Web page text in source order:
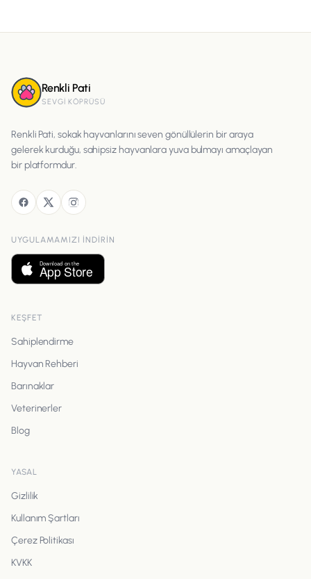
Renkli Pati
SEVGI KÖPRÜSÜ
Renkli Pati, sokak hayvanlarını seven gönüllülerin bir araya
gelerek kurduğu, sahipsiz hayvanlara yuva bulmayı amaçlayan
bir platformdur.
UYGULAMAMIZI INDIRIN
KEŞFET
Sahiplendirme
Hayvan Rehberi
Barınaklar
Veterinerler
Blog
YASAL
Gizlilik
Kullanım Şartları
Çerez Politikası
KVKK